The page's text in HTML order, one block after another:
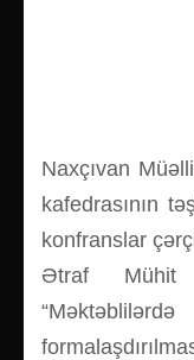
Naxçıvan
kafedrasının
konfranslar
Ətraf Mühit